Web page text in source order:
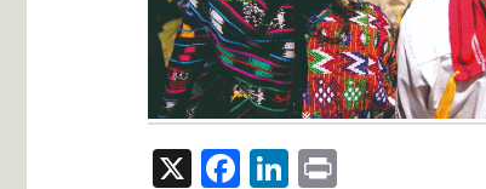
X Facebook
LinkedIn